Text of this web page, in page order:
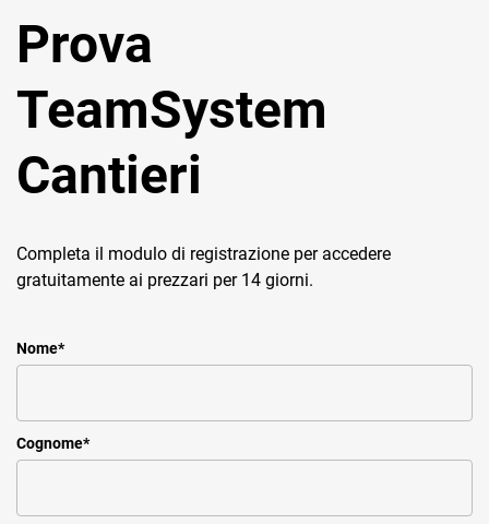
Prova
TeamSystem
Cantieri
Completa il modulo di registrazione per accedere
gratuitamente ai prezzari per 14 giorni.
Nome*
Cognome*